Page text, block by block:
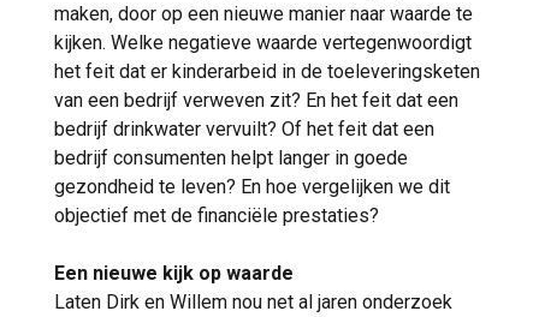
maken, door op een nieuwe manier naar waarde te
kijken. Welke negatieve waarde vertegenwoordigt
het feit dat er kinderarbeid in de toeleveringsketen
van een bedrijf verweven zit? En het feit dat een
bedrijf drinkwater vervuilt? Of het feit dat een
bedrijf consumenten helpt langer in goede
gezondheid te leven? En hoe vergelijken we dit
objectief met de financiële prestaties?
Een nieuwe kijk op waarde
Laten Dirk en Willem nou net al jaren onderzoek